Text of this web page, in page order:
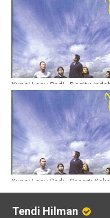
Kunci Lagu Padi - Begitu
Kunci Lagu Padi - Seperti
Tendi Hilman